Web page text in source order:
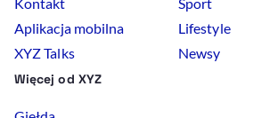
Aplikacja mobilna
XYZ Talks
Lifestyle
Newsy
Więcej od XYZ